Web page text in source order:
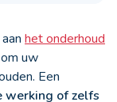
het onderhoud
uw
Een
werking of zelfs